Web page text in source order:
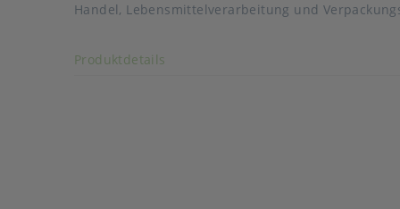
Handel, Lebensmittelverarbeitung und
Produktdetails